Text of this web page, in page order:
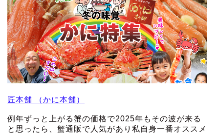
匠本舗 （かに本舗）
例年ずっと上がる蟹の価格で2025年もその波が来る
と思ったら、蟹通販で人気があり私自身一番オススメ